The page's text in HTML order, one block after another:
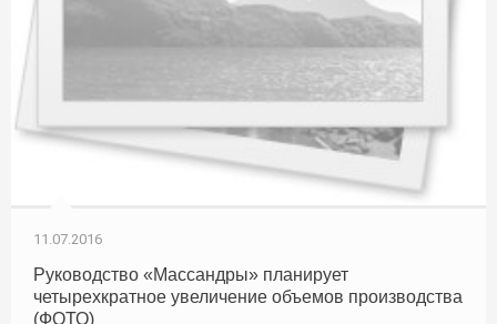
11.07.2016
Руководство «Массандры» планирует
четырехкратное увеличение объемов производства
(ФОТО)